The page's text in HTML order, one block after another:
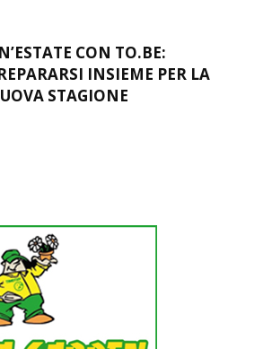
CON TO.BE:
INSIEME PER LA
STAGIONE